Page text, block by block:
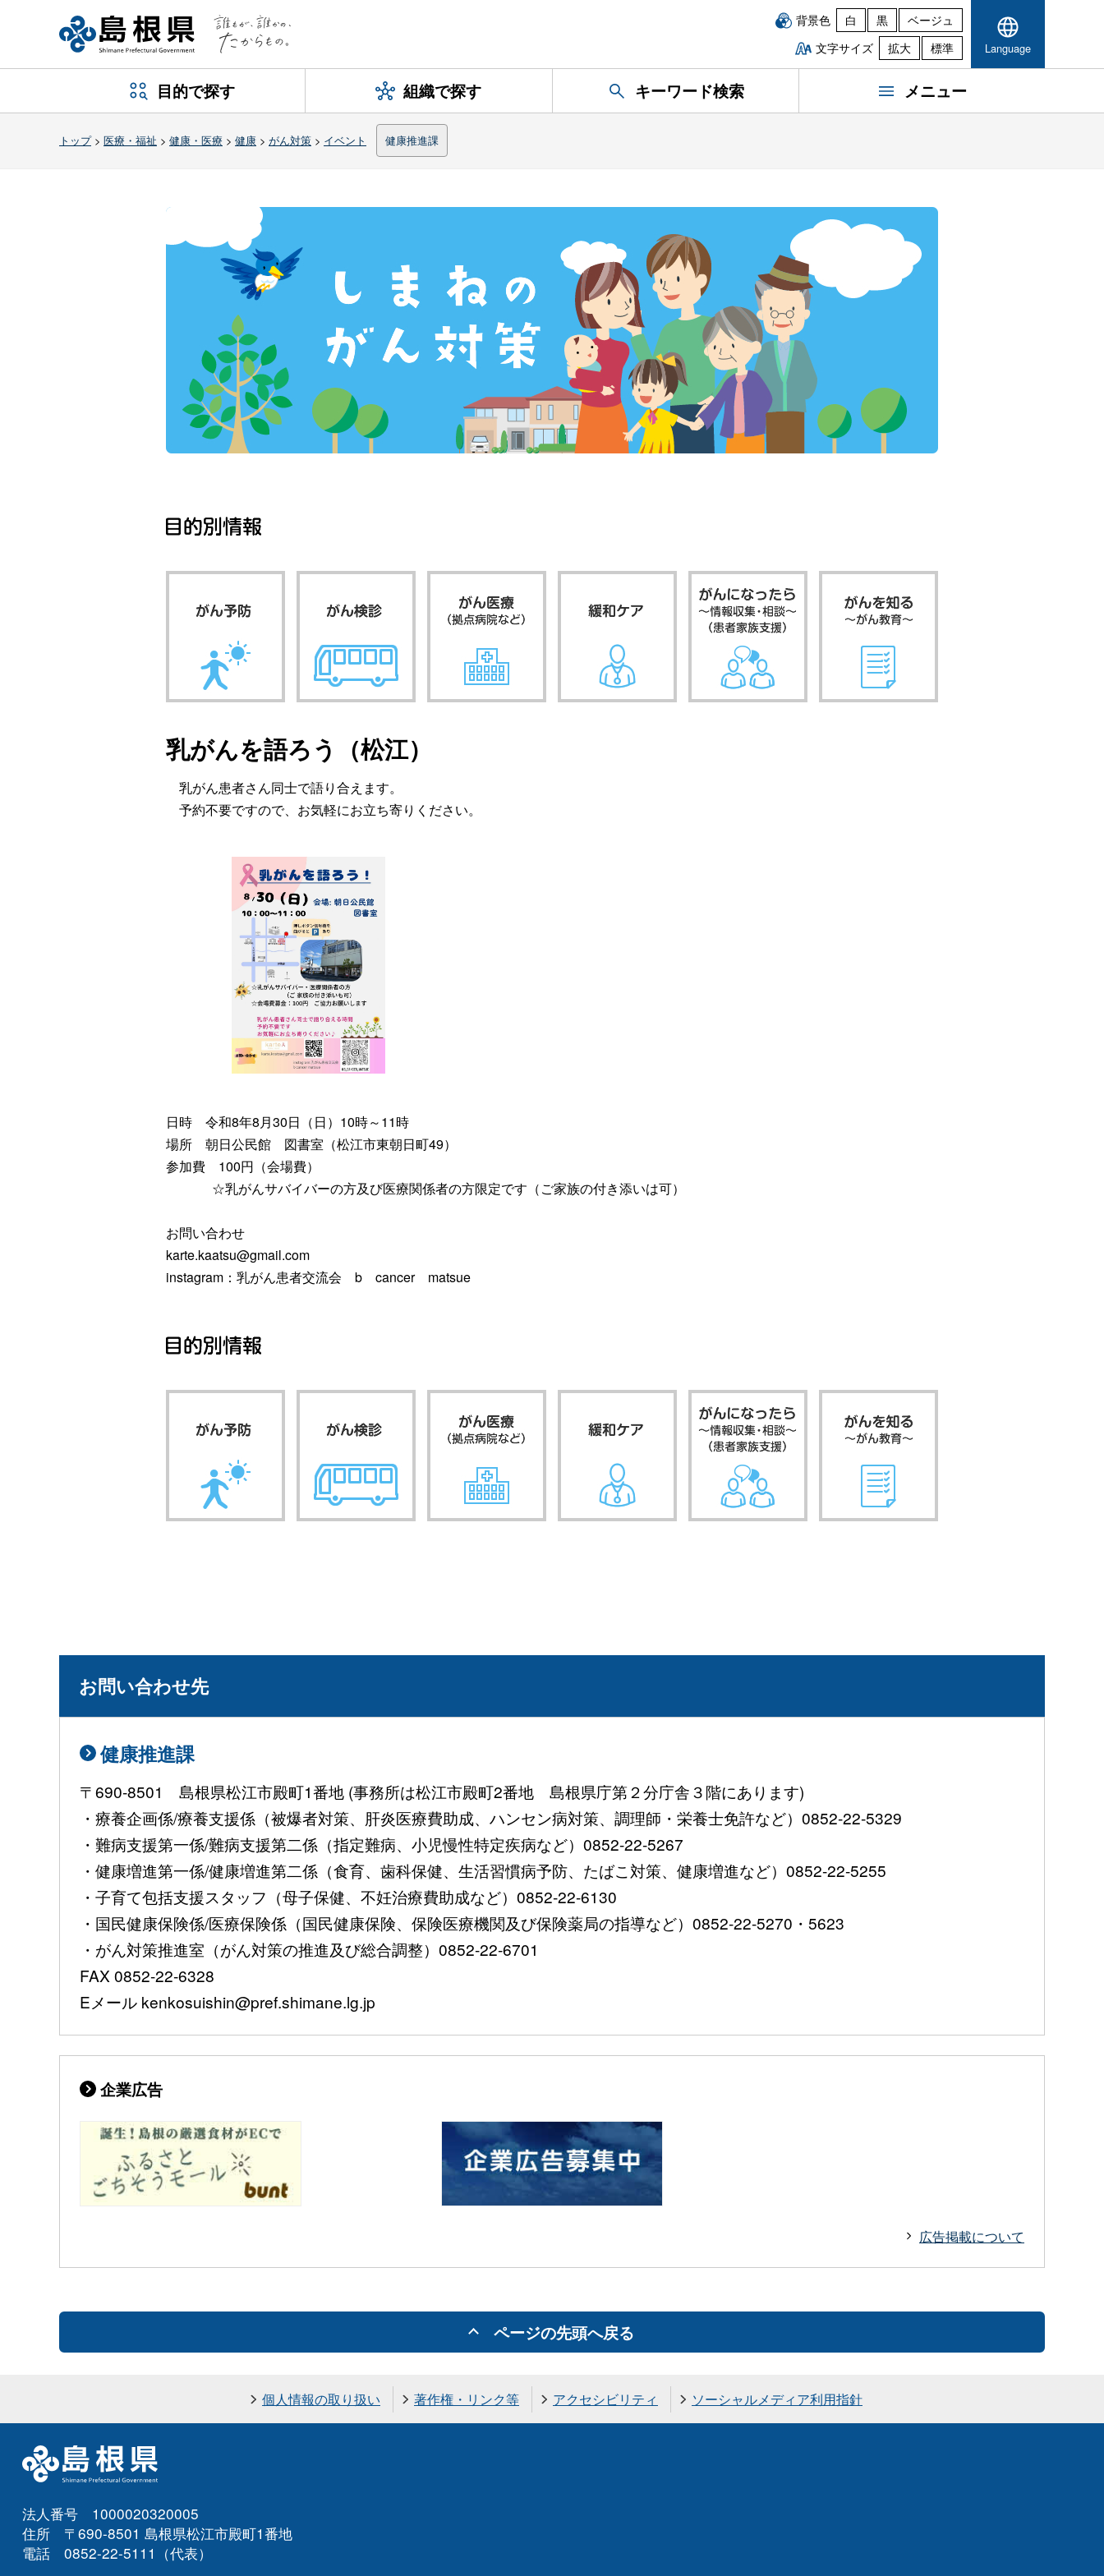
背景色 白 黒
ベージュ
文字サイズ
拡大 標準 Language
目的で探す 組織で探す キーワード検索 メニュー
トップ> 医療・福祉 > 健康・医療 > 健康 > がん対策 > イベント 健康推進課
乳がんを語ろう（松江）
乳がん患者さん同士で語り合えます。
予約不要ですので、お気軽にお立ち寄りください。
日時 令和8年8月30日（日）10時～11時
場所 朝日公民館 図書室（松江市東朝日町49）
参加費 100円（会場費）
☆乳がんサバイバーの方及び医療関係者の方限定です（ご家族の付き添いは可）
お問い合わせ
karte.kaatsu@gmail.com
instagram：乳がん患者交流会b cancer matsue
お問い合わせ先
健康推進課
〒690-8501 島根県松江市殿町1番地 (事務所は松江市殿町2番地 島根県庁第２分庁舎３階にあります)
・療養企画係/療養支援係（被爆者対策、肝炎医療費助成、ハンセン病対策、調理師・栄養士免許など）0852-22-5329
・難病支援第一係/難病支援第二係（指定難病、小児慢性特定疾病など）0852-22-5267
・健康増進第一係/健康増進第二係（食育、歯科保健、生活習慣病予防、たばこ対策、健康増進など）0852-22-5255
・子育て包括支援スタッフ（母子保健、不妊治療費助成など）0852-22-6130
・国民健康保険係/医療保険係（国民健康保険、保険医療機関及び保険薬局の指導など）0852-22-5270・5623
・がん対策推進室（がん対策の推進及び総合調整）0852-22-6701
FAX 0852-22-6328
Eメール kenkosuishin@pref.shimane.lg.jp
企業広告
広告掲載について
ページの先頭へ戻る
個人情報の取り扱い 著作権・リンク等 アクセシビリティ ソーシャルメディア利用指針
法人番号 1000020320005
住所 〒690-8501 島根県松江市殿町1番地
電話 0852-22-5111（代表）